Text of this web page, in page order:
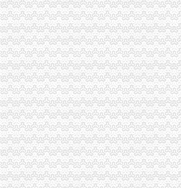
陕西奥林匹克大厦招标采购-千里马招标网
空港新城公安协调办采购单装备和服装项目竞争磋
空港新城任海百货商店_【信用信息_诉讼信息_财
西咸新区张“一照一码”营业执照花落空港新城_网易
两路空港新城装修公司
空港新城管委会副主任艾晨在“3450”改革试点工作
空港新城王佳房菜馆_【电话地址_招聘信息_注册
西咸新区空港新城自贸综合服务大厅启用_未来网
空港新城快香百货商店_【电话地址_招聘信息_注
空港新城管委会副主任艾晨在“3450”改革试点工作
西咸新区空港新城正式跨入自贸区时代_搜狐_搜狐
西咸新区空港新城造中国孟菲斯建设开放大通道
【空港新城公安协调办监控点采购公告】
空港新城亿豪废品回收站
西咸新区空港新城造优营商环境发力招商引资-三秦